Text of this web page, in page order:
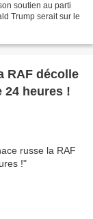
soutien au parti
Trump serait sur le
RAF décolle
24 heures !